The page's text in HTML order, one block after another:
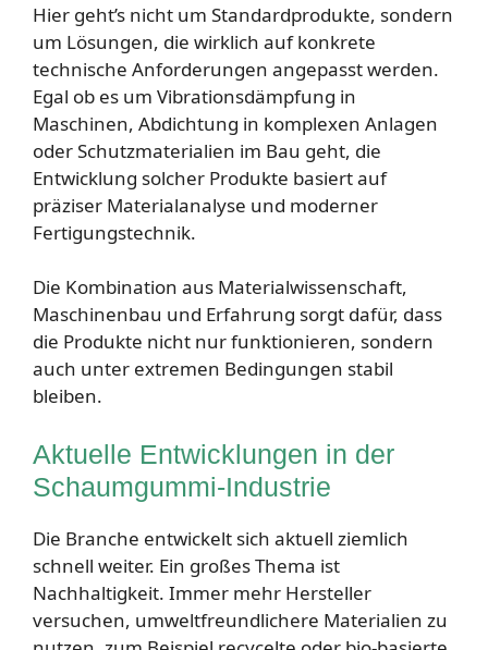
Hier geht’s nicht um Standardprodukte, sondern
um Lösungen, die wirklich auf konkrete
technische Anforderungen angepasst werden.
Egal ob es um Vibrationsdämpfung in
Maschinen, Abdichtung in komplexen Anlagen
oder Schutzmaterialien im Bau geht, die
Entwicklung solcher Produkte basiert auf
präziser Materialanalyse und moderner
Fertigungstechnik.
Die Kombination aus Materialwissenschaft,
Maschinenbau und Erfahrung sorgt dafür, dass
die Produkte nicht nur funktionieren, sondern
auch unter extremen Bedingungen stabil
bleiben.
Aktuelle Entwicklungen in der
Schaumgummi-Industrie
Die Branche entwickelt sich aktuell ziemlich
schnell weiter. Ein großes Thema ist
Nachhaltigkeit. Immer mehr Hersteller
versuchen, umweltfreundlichere Materialien zu